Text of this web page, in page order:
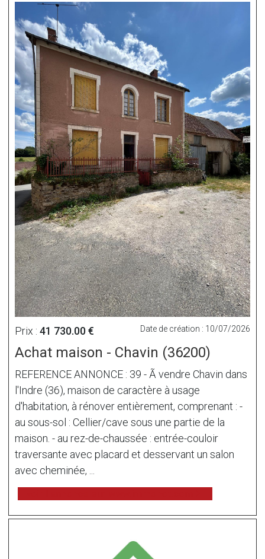
Prix : 41 730.00 € Date de création : 10/07/2026
Achat maison - Chavin (36200)
REFERENCE ANNONCE : 39 - Ã vendre Chavin dans
l'Indre (36), maison de caractère à usage
d'habitation, à rénover entièrement, comprenant : -
au sous-sol : Cellier/cave sous une partie de la
maison. - au rez-de-chaussée : entrée-couloir
traversante avec placard et desservant un salon
avec cheminée, ...